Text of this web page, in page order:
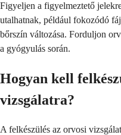
Figyeljen a figyelmeztető
utalhatnak, például fokozódó
bőrszín változása. Forduljon
a gyógyulás során.
Hogyan kell
vizsgálatra?
A felkészülés az orvosi